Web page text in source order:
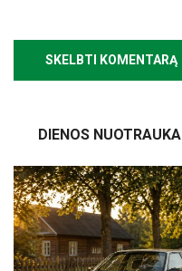
DIENOS NUOTRAUKA